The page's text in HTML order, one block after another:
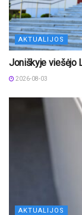
AKTUALIJOS
Joniškyje viešėjo
2026-08-03
AKTUALIJOS